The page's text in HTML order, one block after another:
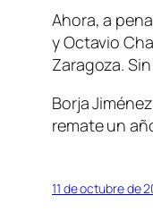
Ahora, a
y Octavio
Zaragoza.
Borja
remate un
11 de octubre de